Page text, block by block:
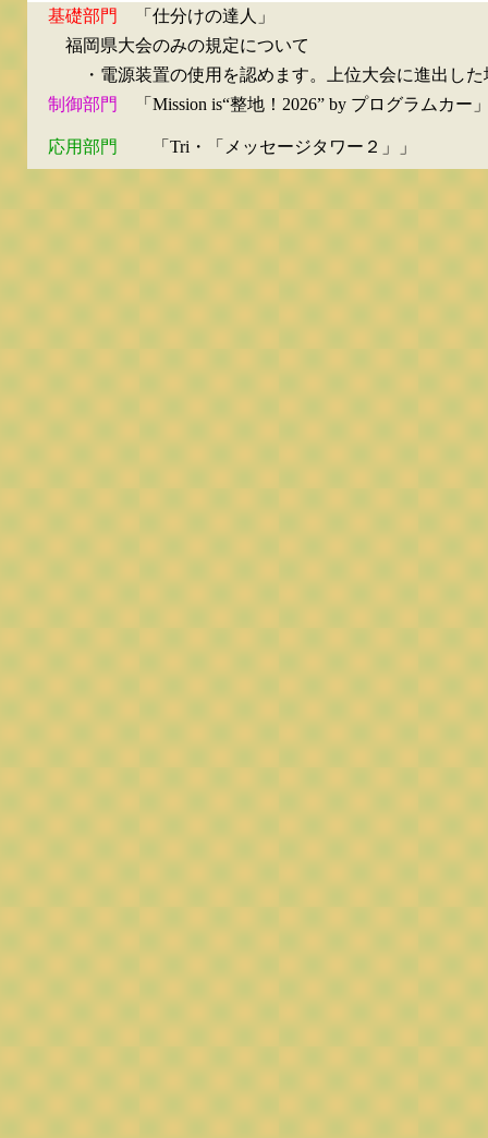
基礎部門
「仕分けの達人」
福岡県大会のみの規定について
・電源装置の使用を認めます。上位大会に進出した
制御部門
「Mission is“整地！2026” by プログラムカー
応用部門 「Tri・「メッセージタワー２」」